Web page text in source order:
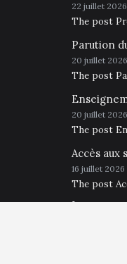
22 juillet 2026
The post
Parution
20 juillet 2026
The post
20 juillet 2026
The post
Accès aux
16 juillet 2026
The post